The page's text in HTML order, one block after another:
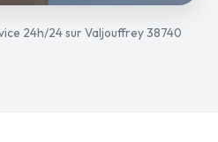
24h/24 sur Valjouffrey 38740